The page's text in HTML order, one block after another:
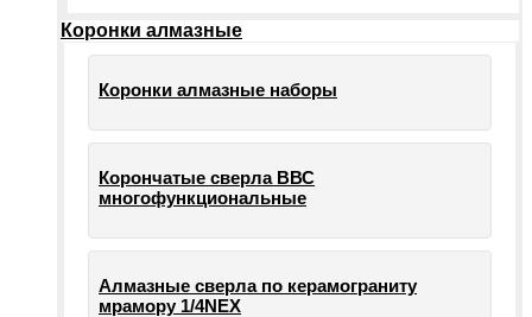
Коронки алмазные
Коронки алмазные наборы
Корончатые сверла ВВС
многофункциональные
Алмазные сверла по керамограниту
мрамору 1/4NEX